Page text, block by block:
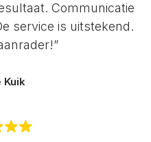
Communicatie
service is uitstekend.
Kuik